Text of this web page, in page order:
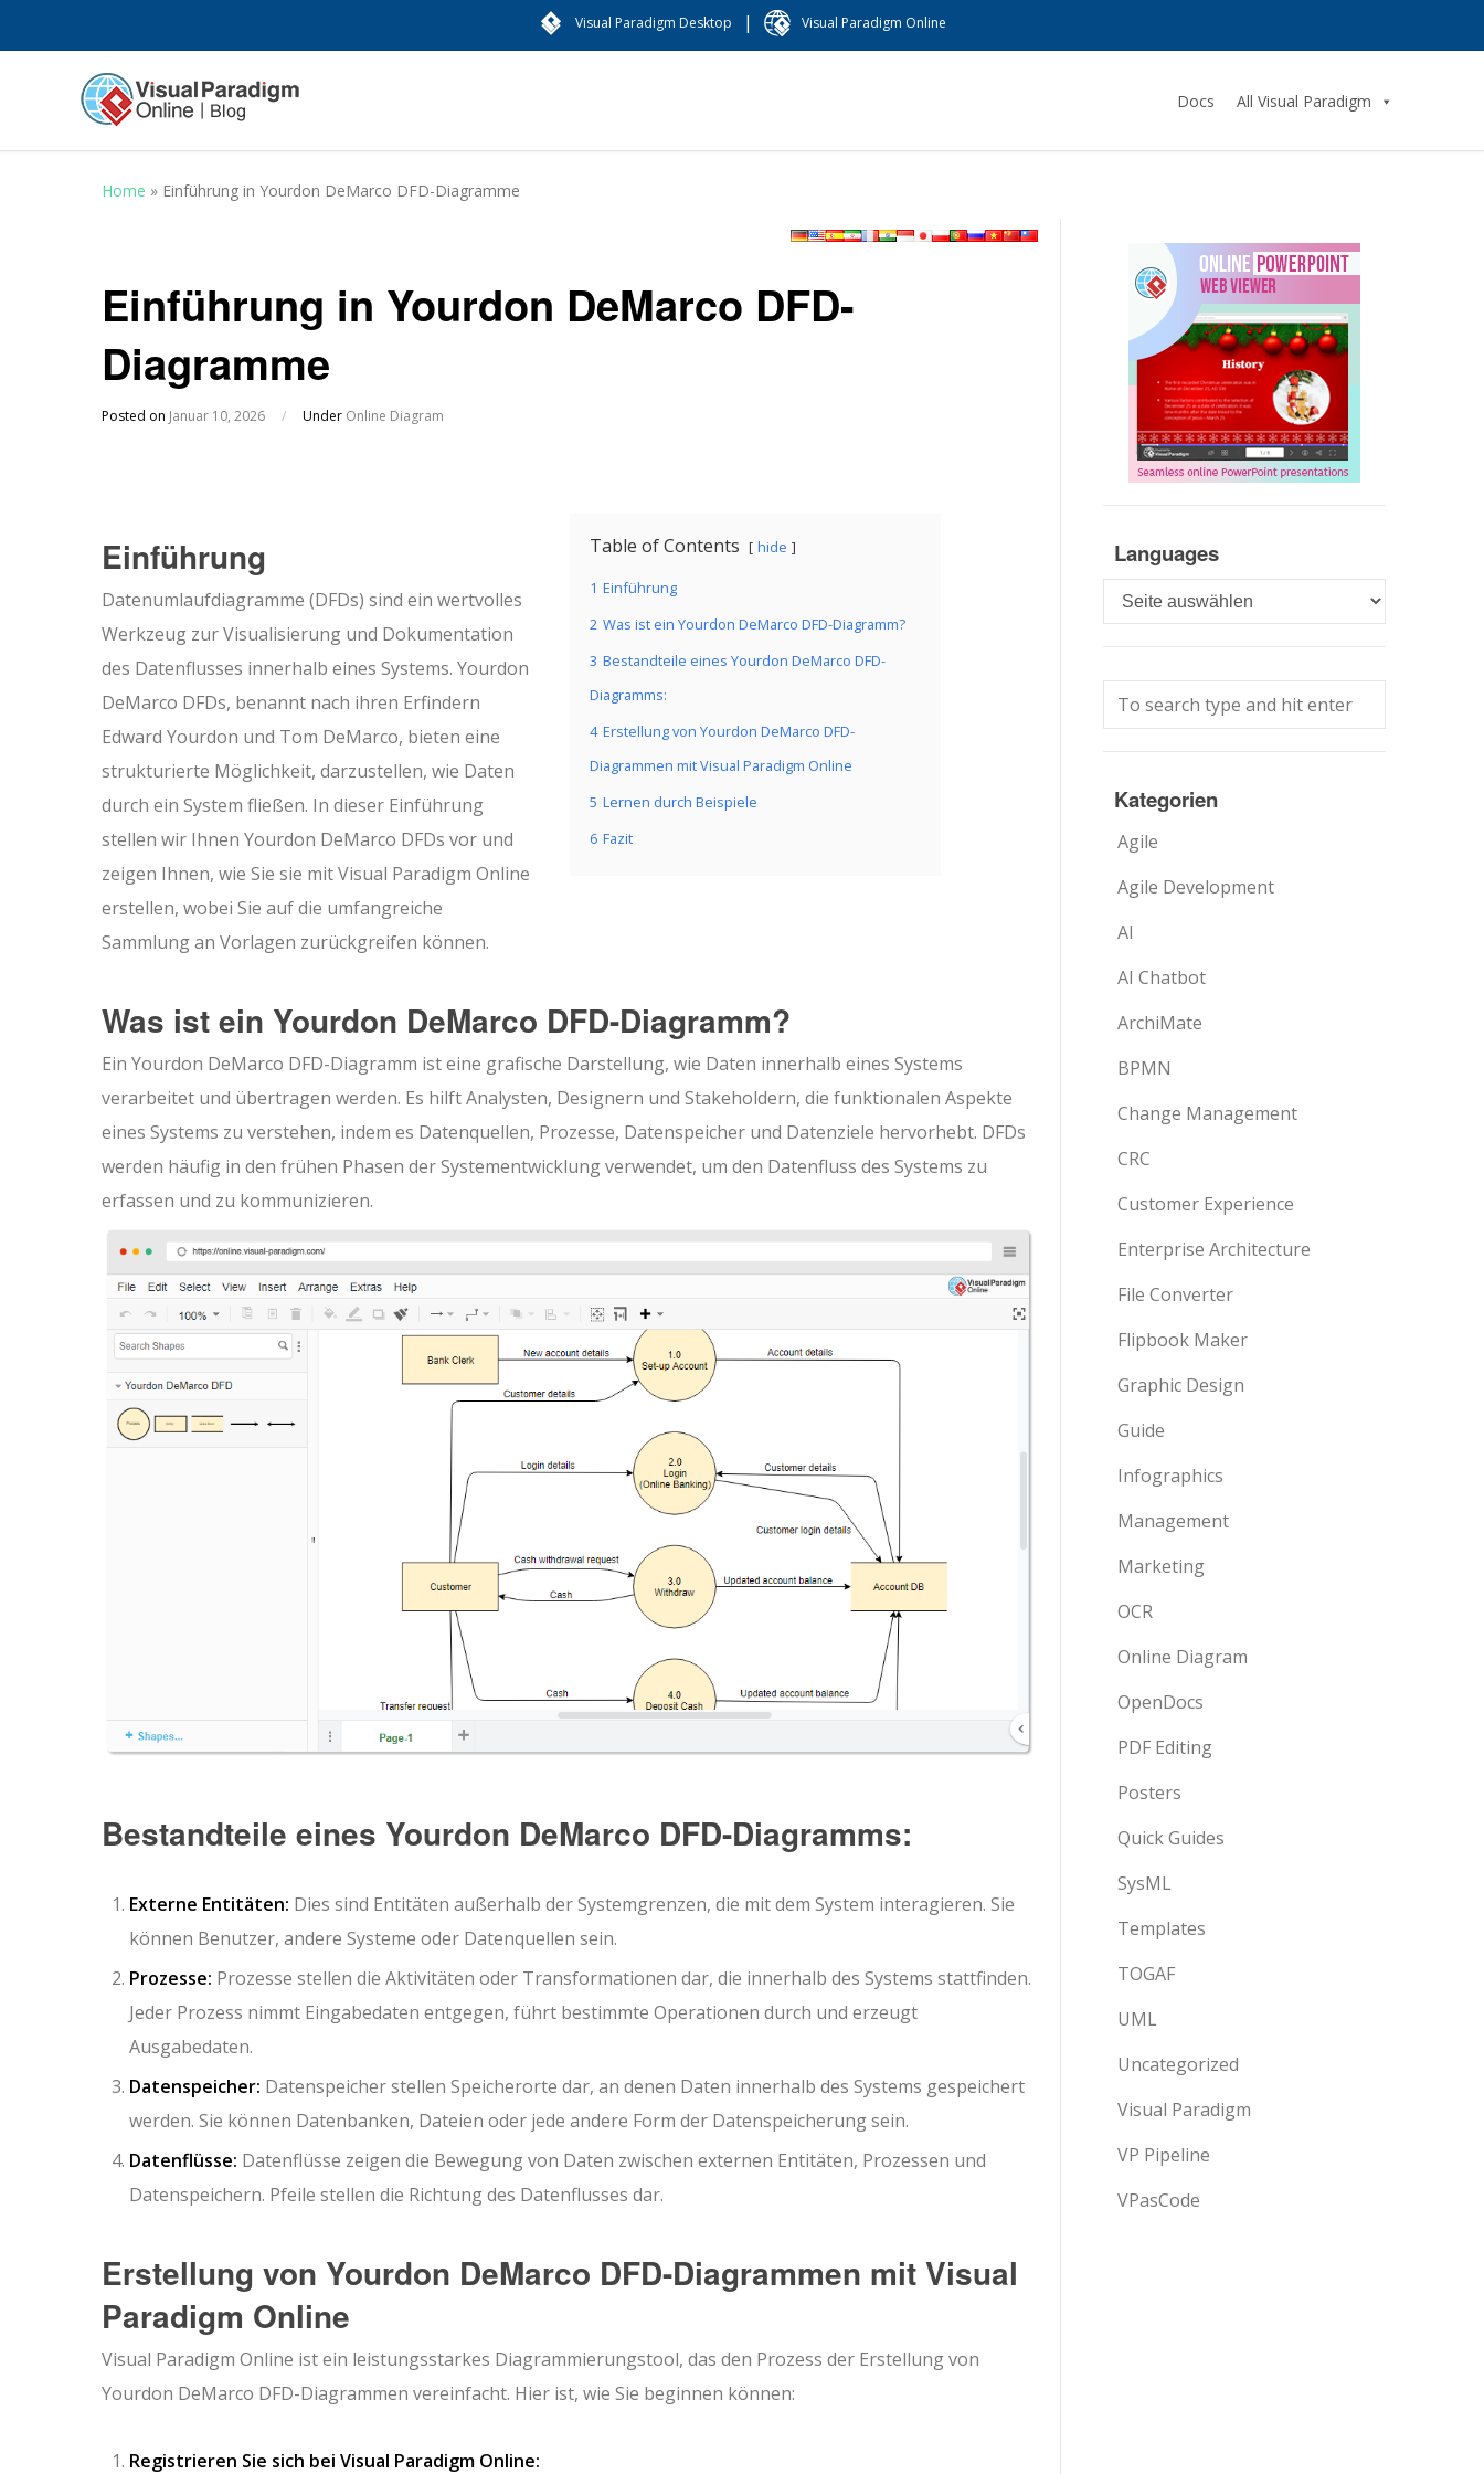
Visual Paradigm Desktop | Visual Paradigm Online
Docs All Visual Paradigm
Home » Einführung in Yourdon DeMarco DFD-Diagramme
Einführung in Yourdon DeMarco DFD-
Diagramme
Posted on Januar 10, 2026 / Under Online Diagram
Table of Contents hide
1 Einführung
2 Was ist ein Yourdon DeMarco DFD-Diagramm?
3 Bestandteile eines Yourdon DeMarco DFD-
Diagramms:
4 Erstellung von Yourdon DeMarco DFD-
Diagrammen mit Visual Paradigm Online
5 Lernen durch Beispiele
6 Fazit
Einführung
Datenumlaufdiagramme (DFDs) sind ein wertvolles
Werkzeug zur Visualisierung und Dokumentation
des Datenflusses innerhalb eines Systems. Yourdon
DeMarco DFDs, benannt nach ihren Erfindern
Edward Yourdon und Tom DeMarco, bieten eine
strukturierte Möglichkeit, darzustellen, wie Daten
durch ein System fließen. In dieser Einführung
stellen wir Ihnen Yourdon DeMarco DFDs vor und
zeigen Ihnen, wie Sie sie mit Visual Paradigm Online
erstellen, wobei Sie auf die umfangreiche
Sammlung an Vorlagen zurückgreifen können.
Was ist ein Yourdon DeMarco DFD-Diagramm?
Ein Yourdon DeMarco DFD-Diagramm ist eine grafische Darstellung, wie Daten innerhalb eines Systems
verarbeitet und übertragen werden. Es hilft Analysten, Designern und Stakeholdern, die funktionalen Aspekte
eines Systems zu verstehen, indem es Datenquellen, Prozesse, Datenspeicher und Datenziele hervorhebt. DFDs
werden häufig in den frühen Phasen der Systementwicklung verwendet, um den Datenfluss des Systems zu
erfassen und zu kommunizieren.
Bestandteile eines Yourdon DeMarco DFD-Diagramms:
Externe Entitäten: Dies sind Entitäten außerhalb der Systemgrenzen, die mit dem System interagieren. Sie
können Benutzer, andere Systeme oder Datenquellen sein.
Prozesse: Prozesse stellen die Aktivitäten oder Transformationen dar, die innerhalb des Systems stattfinden.
Jeder Prozess nimmt Eingabedaten entgegen, führt bestimmte Operationen durch und erzeugt
Ausgabedaten.
Datenspeicher: Datenspeicher stellen Speicherorte dar, an denen Daten innerhalb des Systems gespeichert
werden. Sie können Datenbanken, Dateien oder jede andere Form der Datenspeicherung sein.
Datenflüsse: Datenflüsse zeigen die Bewegung von Daten zwischen externen Entitäten, Prozessen und
Datenspeichern. Pfeile stellen die Richtung des Datenflusses dar.
Erstellung von Yourdon DeMarco DFD-Diagrammen mit Visual
Paradigm Online
Visual Paradigm Online ist ein leistungsstarkes Diagrammierungstool, das den Prozess der Erstellung von
Yourdon DeMarco DFD-Diagrammen vereinfacht. Hier ist, wie Sie beginnen können:
Registrieren Sie sich bei Visual Paradigm Online:
Languages
Languages
Kategorien
Agile
Agile Development
AI
AI Chatbot
ArchiMate
BPMN
Change Management
CRC
Customer Experience
Enterprise Architecture
File Converter
Flipbook Maker
Graphic Design
Guide
Infographics
Management
Marketing
OCR
Online Diagram
OpenDocs
PDF Editing
Posters
Quick Guides
SysML
Templates
TOGAF
UML
Uncategorized
Visual Paradigm
VP Pipeline
VPasCode